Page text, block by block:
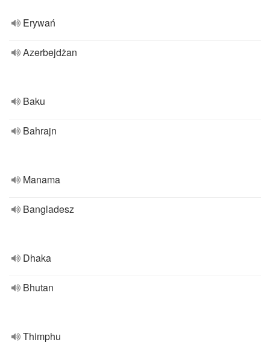
Erywań
Azerbejdżan
Baku
Bahrajn
Manama
Bangladesz
Dhaka
Bhutan
Thimphu